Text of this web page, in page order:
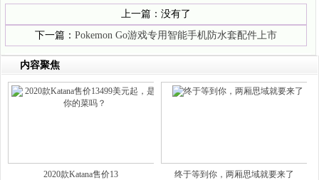
上一篇：没有了
下一篇： Pokemon Go游戏专用智能手机防水套配件上市
内容聚焦
2020款Katana售价13 终于等到你，两厢思域就要来了